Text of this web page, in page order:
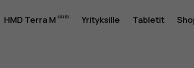
HMD Terra M Yrityksille Tabletit